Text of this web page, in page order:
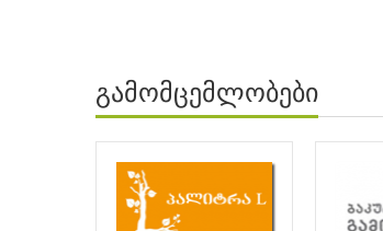
გამომცემლობები